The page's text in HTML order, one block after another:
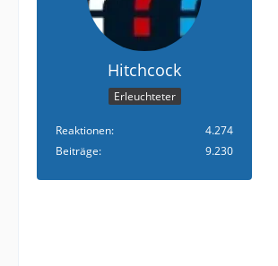
Hitchcock
Erleuchteter
Reaktionen
4.274
Beiträge
9.230